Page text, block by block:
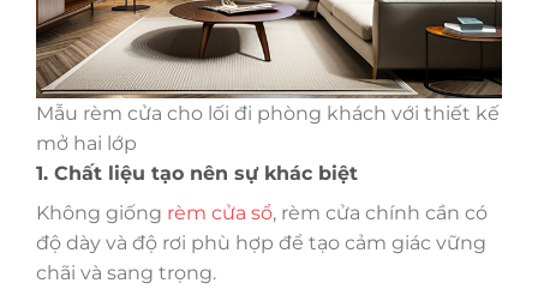
Mẫu rèm cửa cho lối đi phòng khách với thiết kế
mở hai lớp
1. Chất liệu tạo nên sự khác biệt
Không giống rèm cửa sổ, rèm cửa chính cần có
độ dày và độ rơi phù hợp để tạo cảm giác vững
chãi và sang trọng.